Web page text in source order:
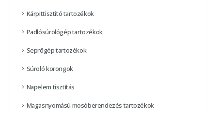
Kárpittisztító tartozékok
Padlósúrológép tartozékok
Seprőgép tartozékok
Súroló korongok
Napelem tisztítás
Magasnyomású mosóberendezés tartozékok